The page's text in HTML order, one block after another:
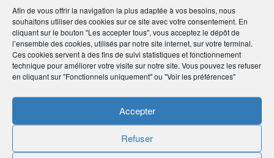
Afin de vous offrir la navigation la plus adaptée à vos besoins, nous
souhaitons utiliser des cookies sur ce site avec votre consentement. En
cliquant sur le bouton "Les accepter tous", vous acceptez le dépôt de
l’ensemble des cookies, utilisés par notre site internet, sur votre terminal.
Ces cookies servent à des fins de suivi statistiques et fonctionnement
technique pour améliorer votre visite sur notre site. Vous pouvez les refuser
en cliquant sur "Fonctionnels uniquement" ou "Voir les préférences"
Accepter
Refuser
L’ÉPARGNE N°130 – MARS 2025
#Vie de l'Association